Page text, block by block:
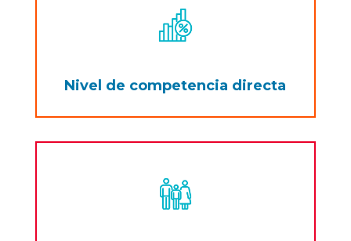
Nivel de competencia directa